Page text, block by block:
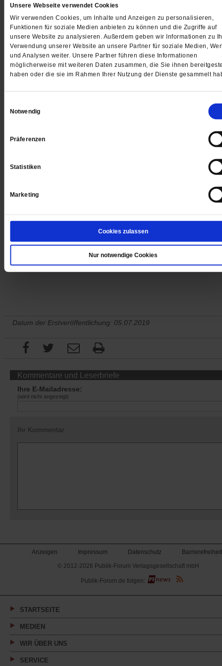
Unsere Webseite verwendet Cookies
Wir verwenden Cookies, um Inhalte und Anzeigen zu personalisieren,
Funktionen für soziale Medien anbieten zu können und die Zugriffe auf
unsere Website zu analysieren. Außerdem geben wir Informationen zu
Verwendung unserer Website an unsere Partner für soziale Medien,
und Analysen weiter. Unsere Partner führen diese Informationen
möglicherweise mit weiteren Daten zusammen, die Sie ihnen
haben oder die sie im Rahmen Ihrer Nutzung der Dienste gesammelt
Notwendig
Präferenzen
Statistiken
Marketing
Cookies zulassen
Nur notwendige Cookies
Gedruckt + Digital
Jetzt für 1 € testen
Sie haben bereits ein -Abo? Hier anmelden
Datum der Erstveröffentlichung: 05.07.2019
Kommentare und Leserbriefe
Ihre E-Mailadresse:
(wird nicht angezeigt)
Ihr Kommentar
Anzeigen Impressum Datenschutz
Barrierefreiheit
© 2012-2026 Publik-Forum Verlagsgesellschaft mbH
(Öffnet
in
neuen
Publik-Forum.de folgen:
STARTSEITE
MEDIEN
WIR ÜBER UNS
SERVICE